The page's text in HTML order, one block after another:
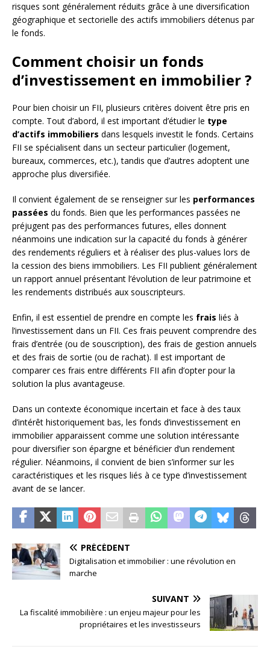
risques sont généralement réduits grâce à une diversification
géographique et sectorielle des actifs immobiliers détenus par
le fonds.
Comment choisir un fonds
d’investissement en immobilier ?
Pour bien choisir un FII, plusieurs critères doivent être pris en
compte. Tout d’abord, il est important d’étudier le type
d’actifs immobiliers dans lesquels investit le fonds. Certains
FII se spécialisent dans un secteur particulier (logement,
bureaux, commerces, etc.), tandis que d’autres adoptent une
approche plus diversifiée.
Il convient également de se renseigner sur les performances
passées du fonds. Bien que les performances passées ne
préjugent pas des performances futures, elles donnent
néanmoins une indication sur la capacité du fonds à générer
des rendements réguliers et à réaliser des plus-values lors de
la cession des biens immobiliers. Les FII publient généralement
un rapport annuel présentant l’évolution de leur patrimoine et
les rendements distribués aux souscripteurs.
Enfin, il est essentiel de prendre en compte les frais liés à
l’investissement dans un FII. Ces frais peuvent comprendre des
frais d’entrée (ou de souscription), des frais de gestion annuels
et des frais de sortie (ou de rachat). Il est important de
comparer ces frais entre différents FII afin d’opter pour la
solution la plus avantageuse.
Dans un contexte économique incertain et face à des taux
d’intérêt historiquement bas, les fonds d’investissement en
immobilier apparaissent comme une solution intéressante
pour diversifier son épargne et bénéficier d’un rendement
régulier. Néanmoins, il convient de bien s’informer sur les
caractéristiques et les risques liés à ce type d’investissement
avant de se lancer.
PRÉCÉDENT
Digitalisation et immobilier : une révolution en
marche
SUIVANT
La fiscalité immobilière : un enjeu majeur pour les
propriétaires et les investisseurs